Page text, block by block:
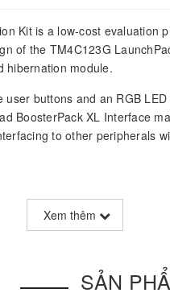
Kit is a low-cost
of the TM4C123G
hibernation module.
buttons and an RGB
BoosterPack XL Interface
to other peripherals
Xem thêm
SẢN